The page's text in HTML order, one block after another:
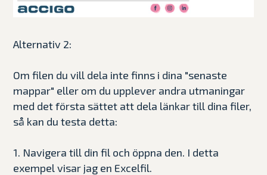
Alternativ 2:
Om filen du vill dela inte finns i dina "senaste
mappar" eller om du upplever andra utmaningar
med det första sättet att dela länkar till dina filer,
så kan du testa detta:
1. Navigera till din fil och öppna den. I detta
exempel visar jag en Excelfil.